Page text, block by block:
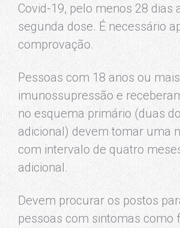
Covid-19, pelo menos 28 dias
segunda dose. É necessário
comprovação.
Pessoas com 18 anos ou
imunossupressão e
no esquema primário (duas
adicional) devem tomar uma
com intervalo de quatro
adicional.
Devem procurar os postos
pessoas com sintomas como